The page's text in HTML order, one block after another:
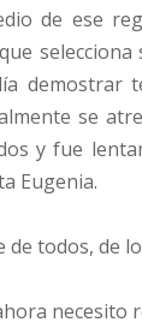
de ese
se
y fue
Eugenia.
todos, de